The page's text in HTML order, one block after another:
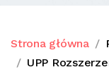
Strona główna
UPP